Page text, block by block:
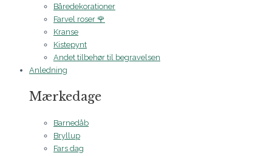
Båredekorationer
Farvel roser 🌹
Kranse
Kistepynt
Andet tilbehør til begravelsen
Anledning
Mærkedage
Barnedåb
Bryllup
Fars dag